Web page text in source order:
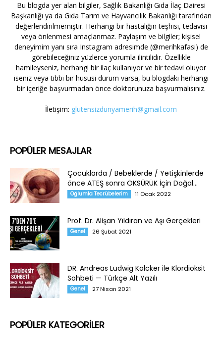
Bu blogda yer alan bilgiler, Sağlık Bakanlığı Gıda İlaç Dairesi
Başkanlığı ya da Gıda Tarım ve Hayvancılık Bakanlığı tarafından
değerlendirilmemiştir. Herhangi bir hastalığın teşhisi, tedavisi
veya önlenmesi amaçlanmaz. Paylaşım ve bilgiler; kişisel
deneyimim yanı sıra Instagram adresimde (@merihkafasi) de
görebileceğiniz yüzlerce yorumla ilintilidir. Özellikle
hamileyseniz, herhangi bir ilaç kullanıyor ve bir tedavi oluyor
iseniz veya tıbbi bir hususi durum varsa, bu blogdaki herhangi
bir içeriğe başvurmadan önce doktorunuza başvurmalısınız.
İletişim: glutensizdunyamerih@gmail.com
POPÜLER MESAJLAR
Çocuklarda / Bebeklerde / Yetişkinlerde
önce ATEŞ sonra ÖKSÜRÜK İçin Doğal...
Oğlumla Tecrübelerim 11 Ocak 2022
Prof. Dr. Alişan Yıldıran ve Aşı Gerçekleri
Genel 26 Şubat 2021
DR. Andreas Ludwig Kalcker ile Klordioksit
Sohbeti — Türkçe Alt Yazılı
Genel 27 Nisan 2021
POPÜLER KATEGORİLER